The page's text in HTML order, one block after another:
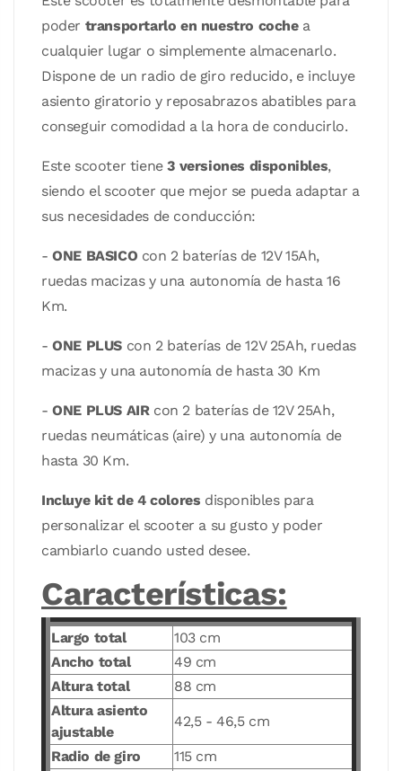
poder transportarlo en nuestro cochea
cualquier lugar o simplemente almacenarlo.
Dispone de un radio de giro reducido, e incluye
asiento giratorio y reposabrazos abatibles para
conseguir comodidad a la hora de conducirlo.
Este scooter tiene3 versiones disponibles,
siendo el scooter que mejor se pueda adaptar a
sus necesidades de conducción:
-ONE BASICO con 2 baterías de 12V 15Ah,
ruedas macizas y una autonomía de hasta 16
Km.
-ONE PLUS con 2 baterías de 12V 25Ah, ruedas
macizas y una autonomía de hasta 30 Km
-ONE PLUS AIRcon 2 baterías de 12V 25Ah,
ruedas neumáticas (aire) y una autonomía de
hasta 30 Km.
Incluye kit de 4 colores disponibles para
personalizar el scooter a su gusto y poder
cambiarlo cuando usted desee.
Características:
Largo total
103 cm
Ancho total
49 cm
Altura total
88 cm
Altura asiento
ajustable
42,5 - 46,5 cm
Radio de giro
115 cm